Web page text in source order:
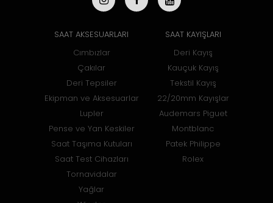
SAAT AKSESUARLARI
Cımbızlar
Çakılar
Deri Tepsiler
Ekipman ve Aksesuarlar
Lupler
Pense ve Yan Keskiler
Saat Taşıma Kutuları
Saat Test Cihazları
Tornavidalar
Yağlar
SAAT KAYIŞLARI
Deri Kayış
Kauçuk Kayış
Tekstil Kayış
22/20mm Kayışlar
Audemars Piguet
Montblanc
Patek Philippe
Rolex